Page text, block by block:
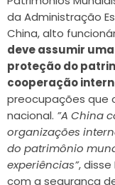
da Administração
China, alto
deve assumir
proteção do
cooperação
preocupações que
nacional. ”A China
organizações
do patrimônio
experiências”,
com a segurança